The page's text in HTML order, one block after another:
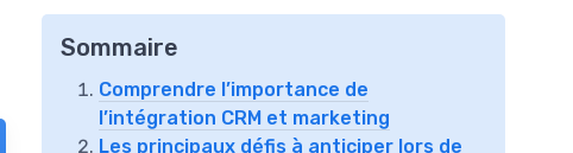
Sommaire
Comprendre l’importance de
l’intégration CRM et marketing
Les principaux défis à anticiper lors de